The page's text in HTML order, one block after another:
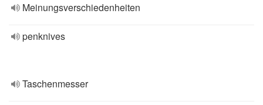
Meinungsverschiedenheiten
penknives
Taschenmesser